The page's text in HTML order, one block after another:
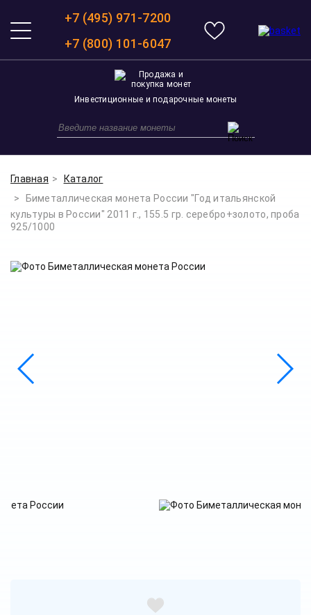
+7 (495) 971-7200
+7 (800) 101-6047
Инвестиционные и подарочные монеты
Главная
Каталог
Биметаллическая монета России "Год итальянской
культуры в России" 2011 г., 155.5 гр. серебро+золото, проба
925/1000